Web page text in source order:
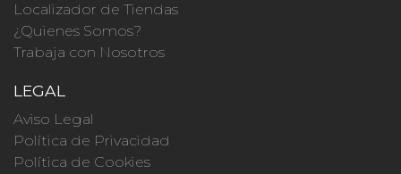
Localizador de Tiendas
¿Quienes Somos?
Trabaja con Nosotros
LEGAL
Aviso Legal
Política de Privacidad
Política de Cookies